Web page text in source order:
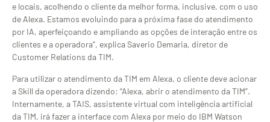
e locais, acolhendo o cliente da melhor forma, inclusive, com o uso
de Alexa. Estamos evoluindo para a próxima fase do atendimento
por IA, aperfeiçoando e ampliando as opções de interação entre os
clientes e a operadora”, explica Saverio Demaria, diretor de
Customer Relations da TIM.
Para utilizar o atendimento da TIM em Alexa, o cliente deve acionar
a Skill da operadora dizendo: “Alexa, abrir o atendimento da TIM”.
Internamente, a TAIS, assistente virtual com inteligência artificial
da TIM, irá fazer a interface com Alexa por meio do IBM Watson